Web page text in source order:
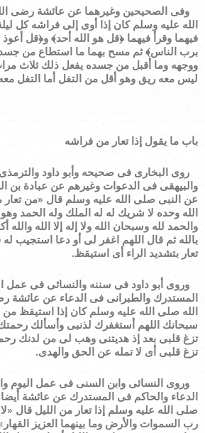
وفى الصحيحين وغيرهما عن عائشة رضى
الله عليه وسلم كان إذا أوى إلى فراشه كل
فيهما وقرأ فيهما ﴿قل هو الله أحد﴾ و﴿قل أعوذ
برب الناس﴾ثم مسح بهما ما استطاع من
ووجهه وما أقبل من جسده يفعل ذلك ثلاث
ليس معه ريق وهو أقل من التفل أما التفل
باب ما يقول إذا تعار من فراشه
روى البخارى فى صحيحه وأبو داود
والبيهقى فى الدعوات وغيرهم عن عبادة بن
عن النبى صلى الله عليه وسلم قال «من تعار
الله وحده لا شريك له له الملك وله الحمد
والحمد لله وسبحان الله ولا إله إلا الله والله
بالله ثم قال اللهم اغفر لى أو دعا استجيب
تعار بتشديد الراء أى استيقظ.
وروى أبو داود فى سننه والنسائى فى عمل
المستدرك والطبرانى فى الدعاء عن عائشة
الله صلى الله عليه وسلم كان إذا استيقظ من
سبحانك اللهم أستغفرك لذنبى وأسألك رحمتك
تزغ قلبى بعد إذ هديتنى وهب لى من لدنك
تزغ قلبى أى لا تمله عن الحق والهدى.
وروى النسائى وابن السنى فى عمل اليوم
الدعاء والحاكم فى المستدرك عن عائشة
صلى الله عليه وسلم إذا تعار من الليل قال «
رب السموات والأرض وما بينهما العزيز القهار